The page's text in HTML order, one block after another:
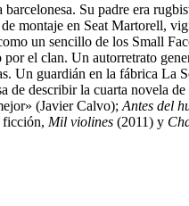
Su padre era
montaje en Seat Martorell,
un sencillo de los Small
por el clan. Un autorretrato
Un guardián en la fábrica La
de describir la cuarta novela
(Javier Calvo); Antes del
ficción, Mil violines (2011) y